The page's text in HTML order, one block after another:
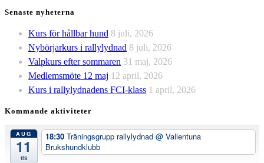
Senaste nyheterna
Kurs för hållbar hund 8 juli, 2026
Nybörjarkurs i rallylydnad 8 juli, 2026
Valpkurs efter sommaren 31 maj, 2026
Medlemsmöte 12 maj 12 april, 2026
Kurs i rallylydnadens FCI-klass 1 april, 2026
Kommande aktiviteter
AUG
11
tis
18:30 Träningsgrupp rallylydnad @ Vallentuna
Brukshundklubb